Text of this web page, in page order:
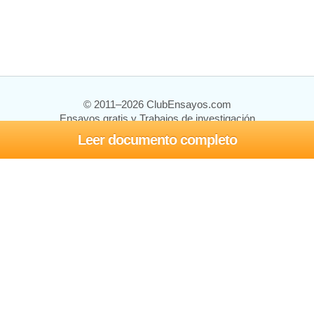
Leer documento completo
© 2011–2026 ClubEnsayos.com
Ensayos gratis y Trabajos de investigación